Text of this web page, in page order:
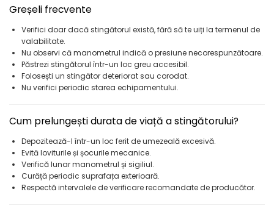
Greșeli frecvente
Verifici doar dacă stingătorul există, fără să te uiți la termenul de
valabilitate.
Nu observi că manometrul indică o presiune necorespunzătoare.
Păstrezi stingătorul într-un loc greu accesibil.
Folosești un stingător deteriorat sau corodat.
Nu verifici periodic starea echipamentului.
Cum prelungești durata de viață a stingătorului?
Depozitează-l într-un loc ferit de umezeală excesivă.
Evită loviturile și șocurile mecanice.
Verifică lunar manometrul și sigiliul.
Curăță periodic suprafața exterioară.
Respectă intervalele de verificare recomandate de producător.